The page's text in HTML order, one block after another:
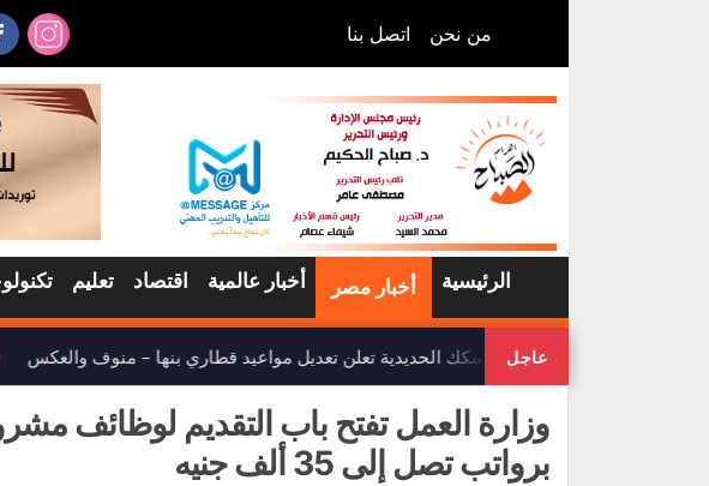
من نحن اتصل بنا
الرئيسية أخبار مصر أخبار عالمية اقتصاد تعليم
عاجل
هيئة السكك الحديدية تعلن تعديل مواعيد قطاري بنها – منوف والعكس
وزارة العمل تفتح باب التقديم لوظائف
برواتب تصل إلى 35 ألف جنيه